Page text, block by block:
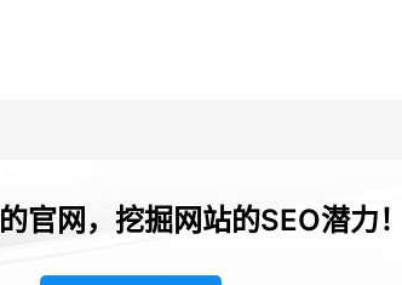
官网，挖掘网站的SEO潜力